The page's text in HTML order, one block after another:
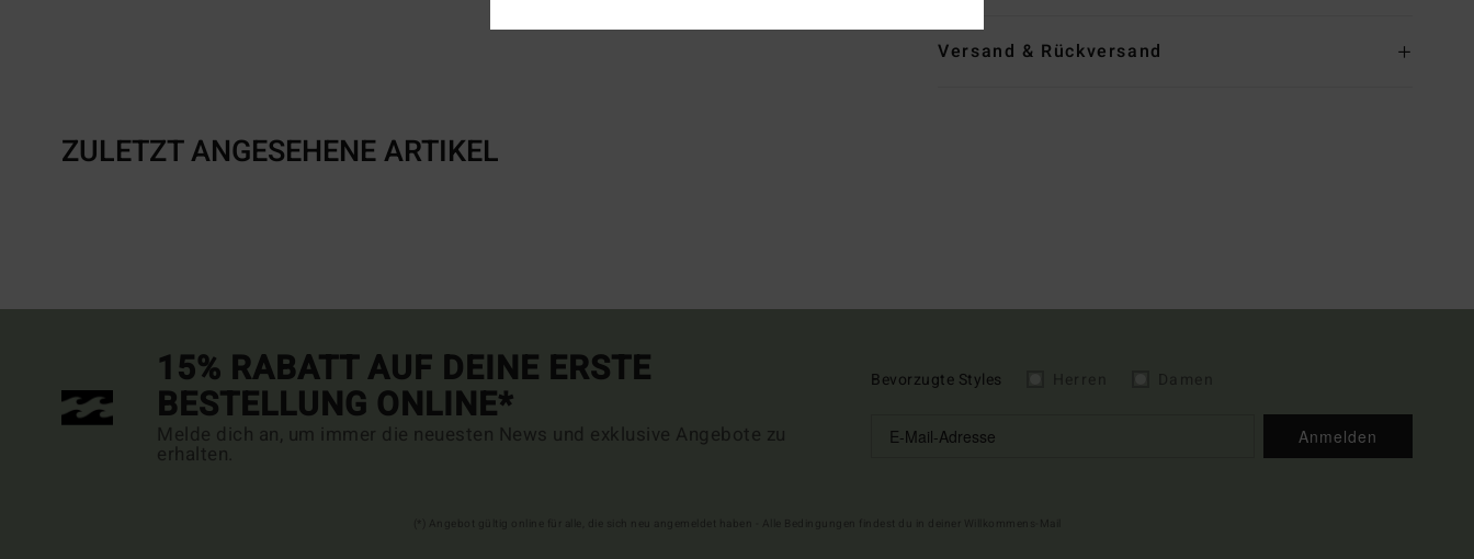
Versand & Rückversand
ZULETZT ANGESEHENE ARTIKEL
15% RABATT AUF DEINE ERSTE
BESTELLUNG ONLINE*
Melde dich an, um immer die neuesten News und exklusive Angebote zu
erhalten.
Bevorzugte Styles
Anmelden